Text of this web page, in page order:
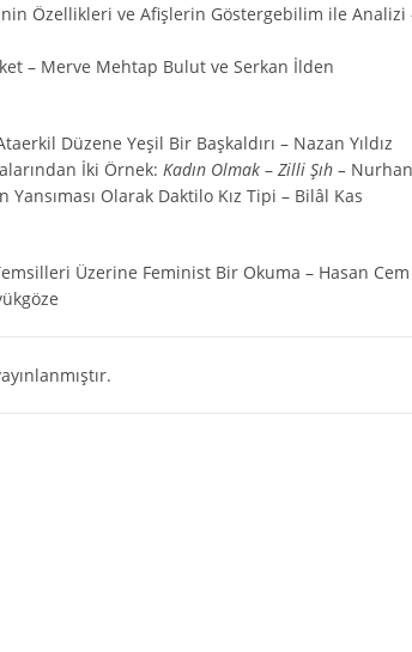
Özellikleri ve Afişlerin Göstergebilim ile Analizi
– Merve Mehtap Bulut ve Serkan İlden
Düzene Yeşil Bir Başkaldırı – Nazan Yıldız
İki Örnek: Kadın Olmak – Zilli Şıh –
Olarak Daktilo Kız Tipi – Bilâl Kas
Üzerine Feminist Bir Okuma – Hasan